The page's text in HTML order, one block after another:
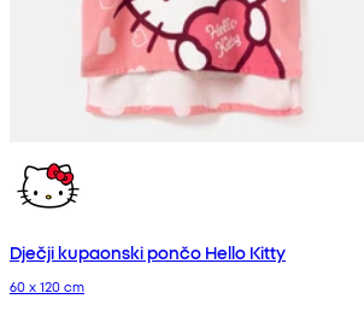
Dječji kupaonski pončo Hello Kitty
60 x 120 cm